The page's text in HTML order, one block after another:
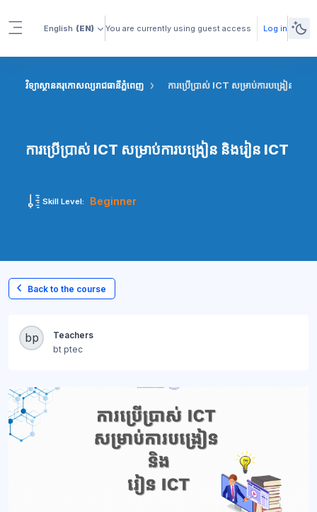
English (EN) You are currently using guest access Log in
វិទ្យាស្ថានគរុកោសល្យរាជធានីភ្នំពេញ ការប្រើប្រាស់ ICT សម្រាប់ការបង្រៀន និងរ
ការប្រើប្រាស់ ICT សម្រាប់ការបង្រៀន និងរៀន ICT
Skill Level: Beginner
Back to the course
Blocks
Blocks
bp
Teachers
bt ptec